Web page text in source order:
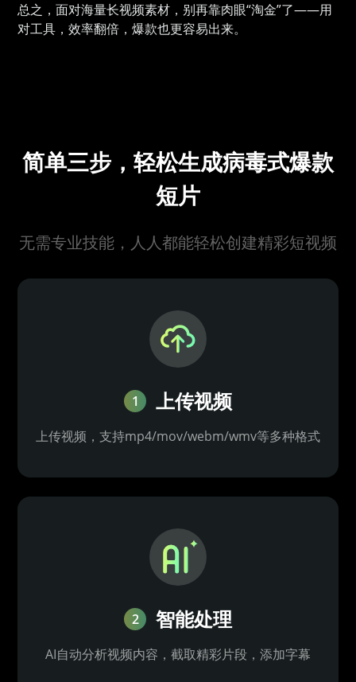
总之，面对海量长视频素材，别再靠肉眼“淘金”了——用
对工具，效率翻倍，爆款也更容易出来。
简单三步，轻松生成病毒式爆款
短片
无需专业技能，人人都能轻松创建精彩短视频
1 上传视频
上传视频，支持mp4/mov/webm/wmv等多种格式
2 智能处理
AI自动分析视频内容，截取精彩片段，添加字幕